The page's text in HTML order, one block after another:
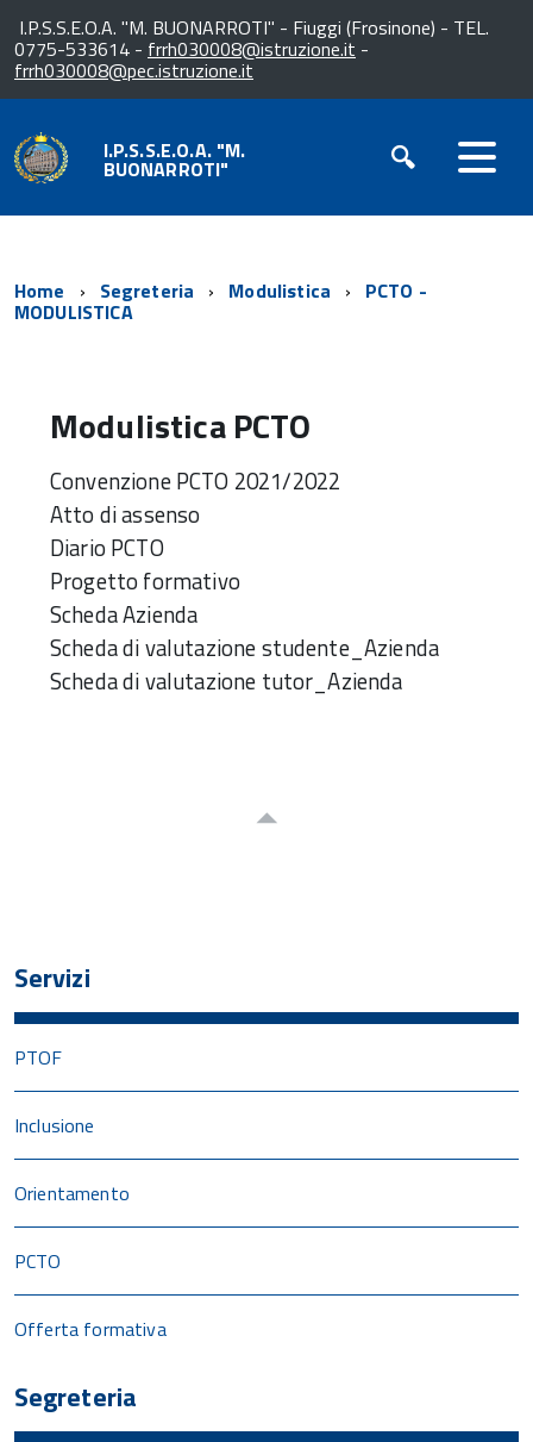
I.P.S.S.E.O.A. "M. BUONARROTI" - Fiuggi (Frosinone) - TEL.
0775-533614 - frrh030008@istruzione.it -
frrh030008@pec.istruzione.it
I.P.S.S.E.O.A. "M.
BUONARROTI"
Home Segreteria Modulistica PCTO -
MODULISTICA
Modulistica PCTO
Convenzione PCTO 2021/2022
Atto di assenso
Diario PCTO
Progetto formativo
Scheda Azienda
Scheda di valutazione studente_Azienda
Scheda di valutazione tutor_Azienda
Servizi
PTOF
Inclusione
Orientamento
PCTO
Offerta formativa
Segreteria